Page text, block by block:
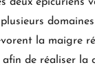
la maigre
de réaliser la